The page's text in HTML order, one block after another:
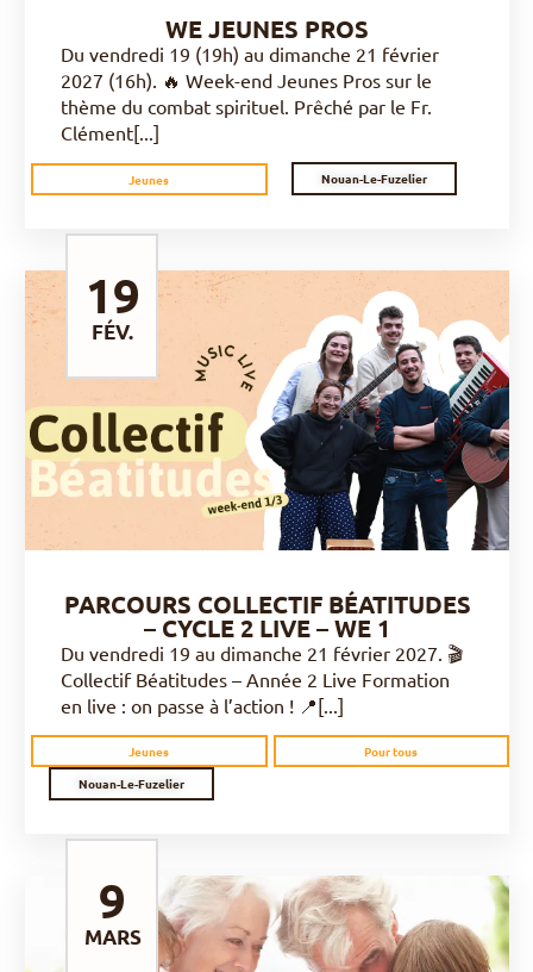
WE JEUNES PROS
Du vendredi 19 (19h) au dimanche 21 février
2027 (16h). 🔥 Week-end Jeunes Pros sur le
thème du combat spirituel. Prêché par le Fr.
Clément[...]
Jeunes Nouan-Le-Fuzelier
FÉV.
DÉCOUVRIR
PARCOURS COLLECTIF BÉATITUDES
– CYCLE 2 LIVE – WE 1
Du vendredi 19 au dimanche 21 février 2027. 🎬
Collectif Béatitudes – Année 2 Live Formation
en live : on passe à l’action ! 📍[...]
Jeunes
Pour tous
Nouan-Le-Fuzelier
19
MARS
9